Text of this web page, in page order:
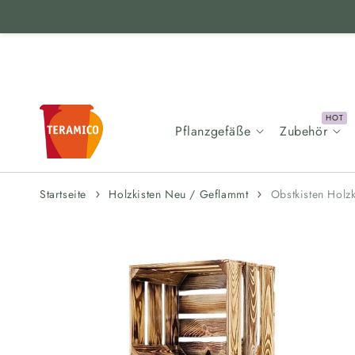
Zum Inhalt
Pflanzgefäße Zubehör
Startseite Holzkisten Neu / Geflammt Obstkisten